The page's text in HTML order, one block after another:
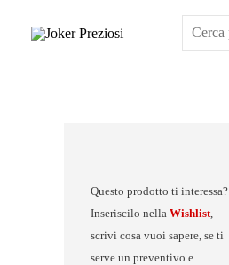
Questo prodotto ti interessa?
Inseriscilo nella Wishlist,
scrivi cosa vuoi sapere, se ti
serve un preventivo e